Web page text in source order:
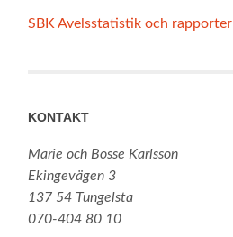
SBK Avelsstatistik och rapporter
KONTAKT
Marie och Bosse Karlsson
Ekingevägen 3
137 54 Tungelsta
070-404 80 10